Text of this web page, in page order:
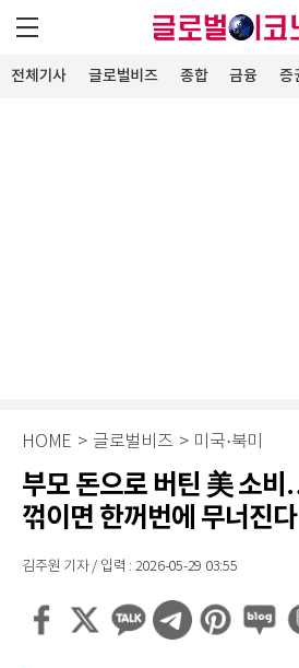
전체기사 글로벌비즈 종합 금융 증
HOME > 글로벌비즈 > 미국·북미
부모 돈으로 버틴 美 소
꺾이면 한꺼번에 무너진다
김주원 기자 / 입력 : 2026-05-29 03:55